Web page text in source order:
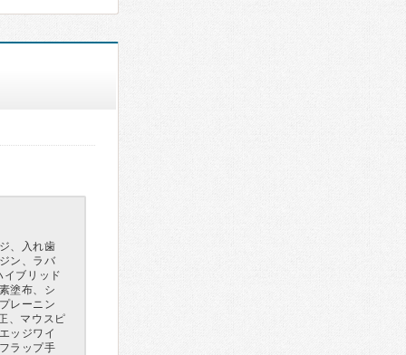
、入れ歯
ン、ラバ
ブリッド
塗布、シ
レーニン
、マウスピ
ッジワイ
ラップ手